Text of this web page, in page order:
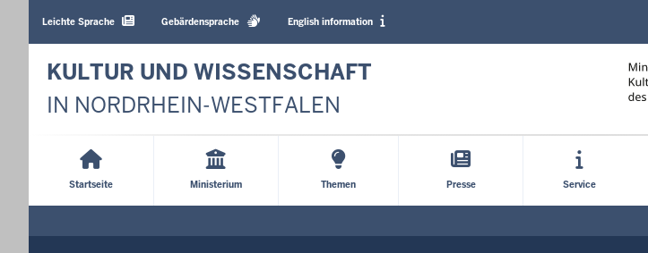
Sprachen
Leichte Sprache Gebärdensprache English information
KULTUR UND WISSENSCHAFT
IN NORDRHEIN-WESTFALEN
Startseite Ministerium Themen Presse Service